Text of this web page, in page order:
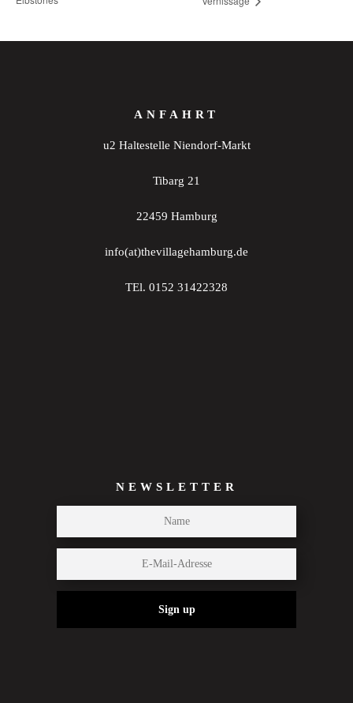
ANFAHRT
u2 Haltestelle Niendorf-Markt
Tibarg 21
22459 Hamburg
info(at)thevillagehamburg.de
TEl. 0152 31422328
NEWSLETTER
Sign up